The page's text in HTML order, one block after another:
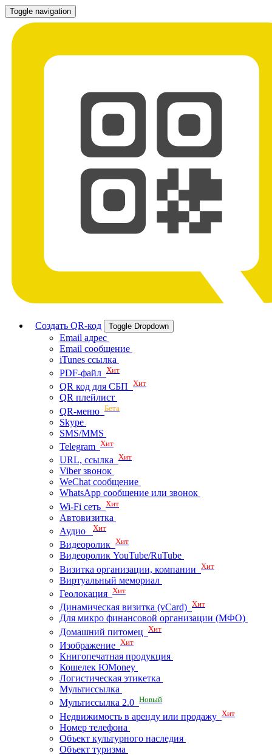
Toggle navigation
Создать QR-код Toggle Dropdown
Email адрес
Email сообщение
iTunes ссылка
PDF-файл Хит
QR код для СБП Хит
QR плейлист
QR-меню Бета
Skype
SMS/MMS
Telegram Хит
URL, ссылка Хит
Viber звонок
WeChat сообщение
WhatsApp сообщение или звонок
Wi-Fi сеть Хит
Автовизитка
Аудио Хит
Видеоролик Хит
Видеоролик YouTube/RuTube
Визитка организации, компании Хит
Виртуальный мемориал
Геолокация Хит
Динамическая визитка (vCard) Хит
Для микро финансовой организации (МФО)
Домашний питомец Хит
Изображение Хит
Книгопечатная продукция
Кошелек ЮMoney
Логистическая этикетка
Мультиссылка
Мультиссылка 2.0 Новый
Недвижимость в аренду или продажу Хит
Номер телефона
Объект культурного наследия
Объект туризма